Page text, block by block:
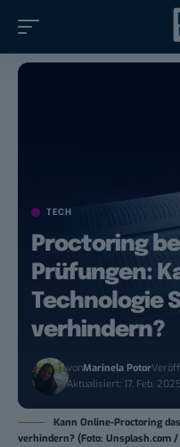
TECH
Proctoring
Prüfungen:
Technologie
verhindern?
vonMarinela Potor
Aktualisiert: 17. Feb. 2025
Kann Online-Proctoring
verhindern? (Foto: Unsplash.com